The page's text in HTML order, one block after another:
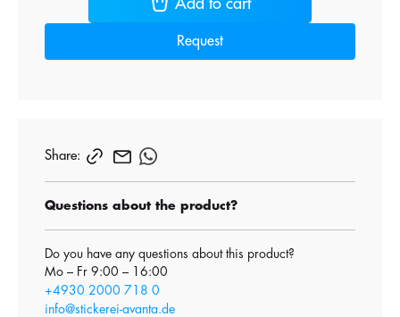
Add to cart
Request
Share:
Questions about the product?
Do you have any questions about this product?
Mo – Fr 9:00 – 16:00
+4930 2000 718 0
info@stickerei-avanta.de